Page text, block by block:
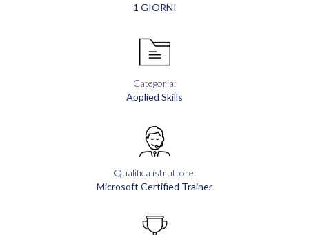
1 GIORNI
Categoria:
Applied Skills
Qualifica istruttore:
Microsoft Certified Trainer